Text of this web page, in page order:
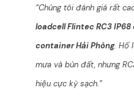
“Chúng tôi đánh giá rất
loadcell Flintec RC3
container Hải Phòng. Hố
mưa và bùn đất, nhưng
hiệu cực kỳ sạch.”